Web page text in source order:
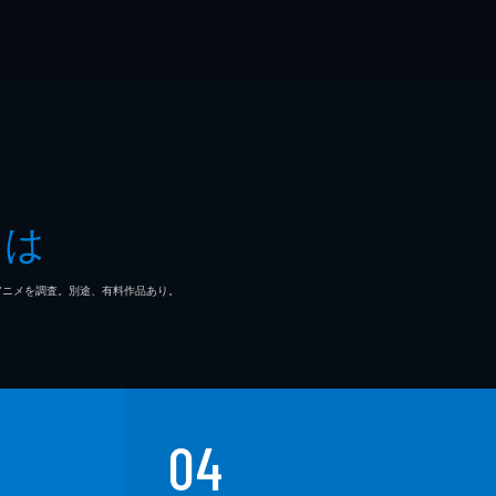
を調査。別途、有料作品あり。
04